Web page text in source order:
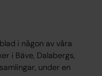
i någon av våra
i Bäve, Dalabergs,
under en